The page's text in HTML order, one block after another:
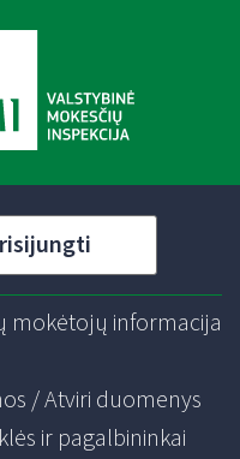
mokėtojų informacija
/ Atviri duomenys
ir pagalbininkai